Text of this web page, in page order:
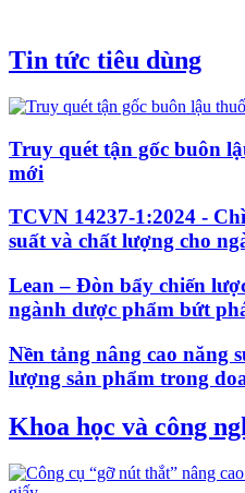
Tin tức tiêu dùng
Truy quét tận gốc buôn
mới
TCVN 14237-1:2024 -
suất và chất lượng cho
Lean – Đòn bẩy chiến
ngành dược phẩm bứt
Nền tảng nâng cao năng
lượng sản phẩm trong
Khoa học và công